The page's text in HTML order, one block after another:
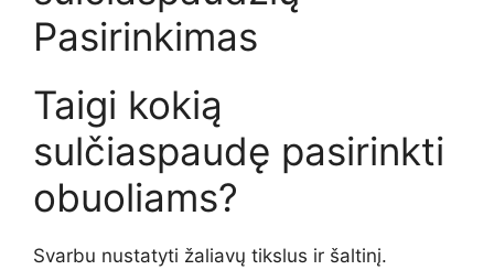
Pasirinkimas
Taigi kokią
sulčiaspaudę pasirinkti
obuoliams?
Svarbu nustatyti žaliavų tikslus ir šaltinį.